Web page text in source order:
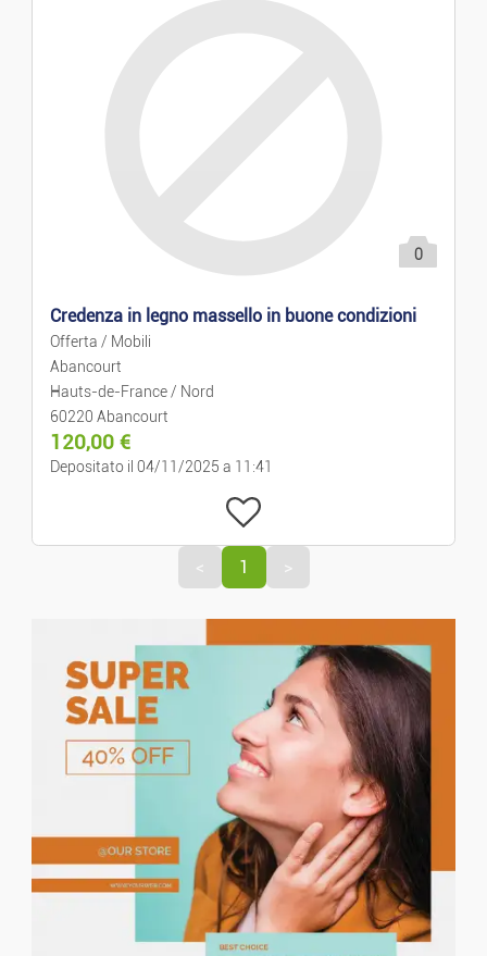
Occupazione
Lezioni Private
Ready-to-wear E Accessori
Orologi E Gioielli
Neonati E Bambini
Informatica
Videogiochi
Telefonia
Tempo Libero E Hobby
Musica
0
Credenza in legno massello in buone condizioni
Offerta / Mobili
Abancourt
Hauts-de-France / Nord
60220 Abancourt
120,00 €
Depositato il 04/11/2025 a 11:41
< 1 >